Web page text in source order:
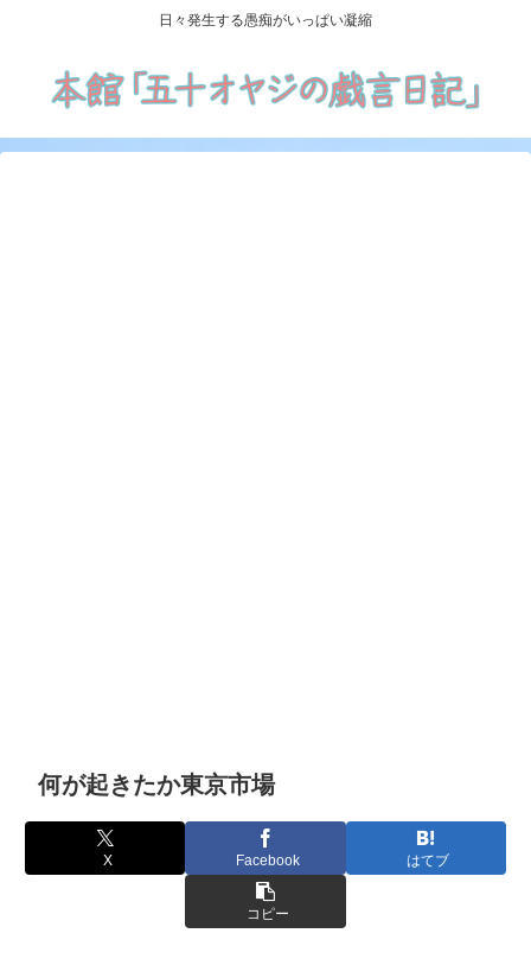
日々発生する愚痴がいっぱい凝縮
何が起きたか東京市場
X Facebook はてブ
コピー